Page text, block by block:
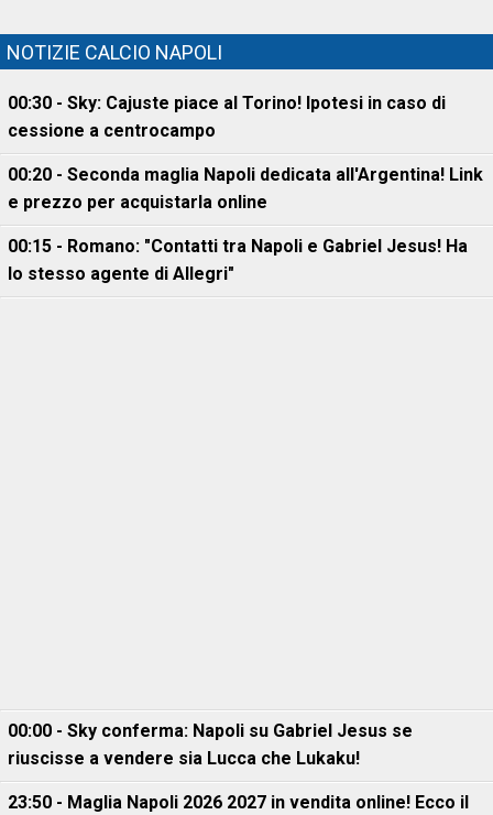
NOTIZIE CALCIO NAPOLI
00:30 - Sky: Cajuste piace al Torino! Ipotesi in caso di
cessione a centrocampo
00:20 - Seconda maglia Napoli dedicata all'Argentina! Link
e prezzo per acquistarla online
00:15 - Romano: "Contatti tra Napoli e Gabriel Jesus! Ha
lo stesso agente di Allegri"
00:00 - Sky conferma: Napoli su Gabriel Jesus se
riuscisse a vendere sia Lucca che Lukaku!
23:50 - Maglia Napoli 2026 2027 in vendita online! Ecco il